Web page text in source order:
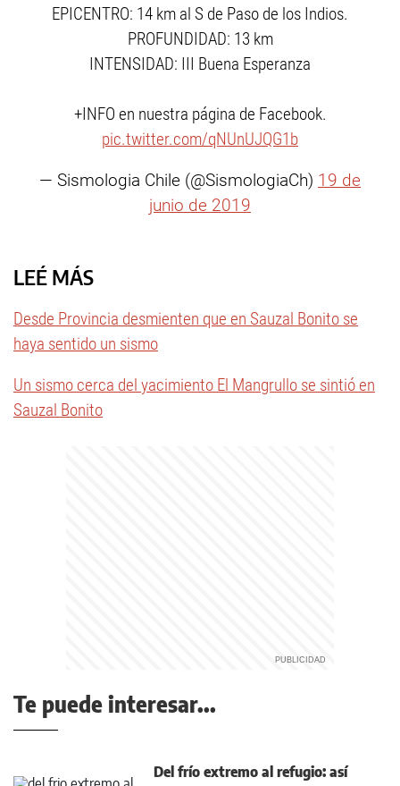
EPICENTRO: 14 km al S de Paso de los Indios.
PROFUNDIDAD: 13 km
INTENSIDAD: III Buena Esperanza
+INFO en nuestra página de Facebook.
pic.twitter.com/qNUnUJQG1b
— Sismologia Chile (@SismologiaCh) 19 de
junio de 2019
LEÉ MÁS
Desde Provincia desmienten que en Sauzal Bonito se
haya sentido un sismo
Un sismo cerca del yacimiento El Mangrullo se sintió en
Sauzal Bonito
Te puede interesar...
Del frío extremo al refugio: así